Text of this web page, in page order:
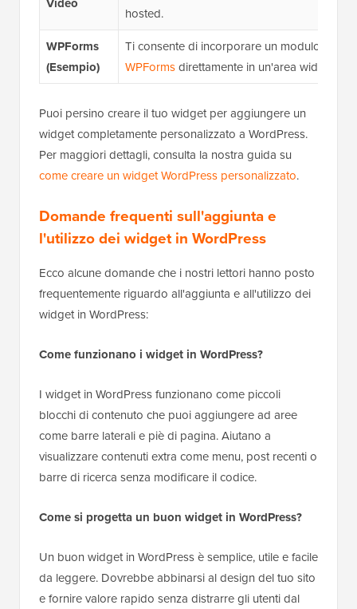
hosted.
WPForms
(Esempio)
Ti consente di incorporare un modulo di
WPFormsdirettamente in un'area widget.
Puoi persino creare il tuo widget per aggiungere un
widget completamente personalizzato a WordPress.
Per maggiori dettagli, consulta la nostra guida su
come creare un widget WordPress personalizzato.
Domande frequenti sull'aggiunta e
l'utilizzo dei widget in WordPress
Ecco alcune domande che i nostri lettori hanno posto
frequentemente riguardo all'aggiunta e all'utilizzo dei
widget in WordPress:
Come funzionano i widget in WordPress?
I widget in WordPress funzionano come piccoli
blocchi di contenuto che puoi aggiungere ad aree
come barre laterali e piè di pagina. Aiutano a
visualizzare contenuti extra come menu, post recenti o
barre di ricerca senza modificare il codice.
Come si progetta un buon widget in WordPress?
Un buon widget in WordPress è semplice, utile e facile
da leggere. Dovrebbe abbinarsi al design del tuo sito
e fornire valore rapido senza distrarre gli utenti dal